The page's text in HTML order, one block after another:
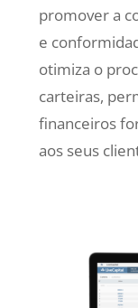
promover a
e
otimiza o
carteiras,
financeiros
aos seus